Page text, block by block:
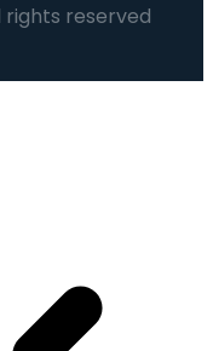
rights reserved